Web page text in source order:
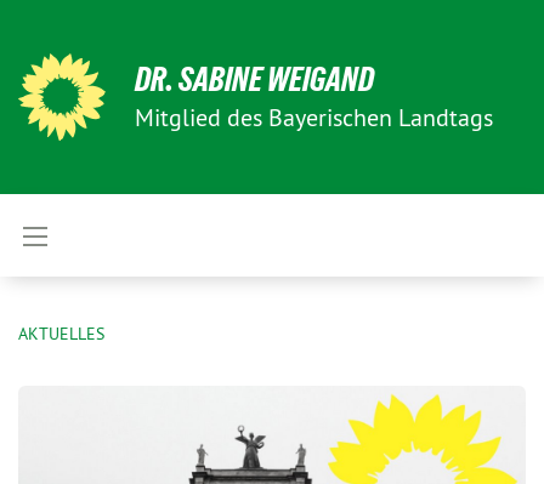
DR. SABINE WEIGAND
Mitglied des Bayerischen Landtags
AKTUELLES